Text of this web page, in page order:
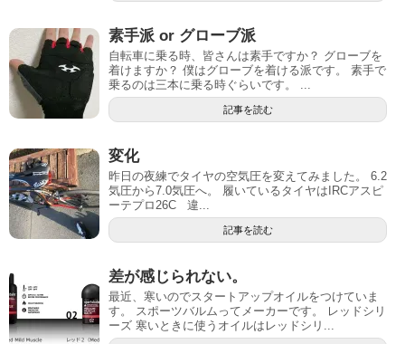
素手派 or グローブ派
自転車に乗る時、皆さんは素手ですか？ グローブを
着けますか？ 僕はグローブを着ける派です。 素手で
乗るのは三本に乗る時ぐらいです。 ...
記事を読む
変化
昨日の夜練でタイヤの空気圧を変えてみました。 6.2
気圧から7.0気圧へ。 履いているタイヤはIRCアスピ
ーテプロ26C 違...
記事を読む
差が感じられない。
最近、寒いのでスタートアップオイルをつけていま
す。 スポーツバルムってメーカーです。 レッドシリ
ーズ 寒いときに使うオイルはレッドシリ...